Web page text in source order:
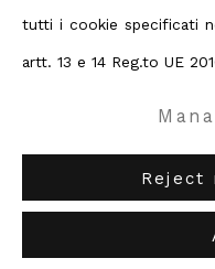
Contact us on
Diritti d'autore 2026
via XX
tutti i cookie specificati
artt. 13 e 14 Reg.to UE
Reject